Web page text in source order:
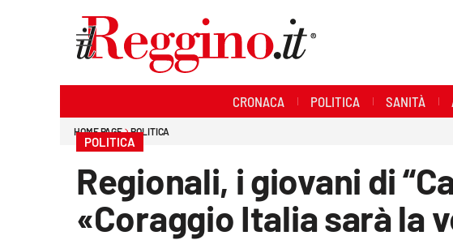
CRONACA POLITICA SANITÀ
HOME PAGE POLITICA
POLITICA
Regionali, i giovani di
«Coraggio Italia sarà la